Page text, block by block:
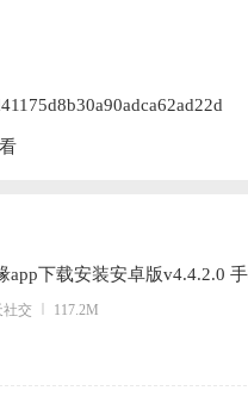
app下载安装安卓版v4.4.2.0
社交 117.2M